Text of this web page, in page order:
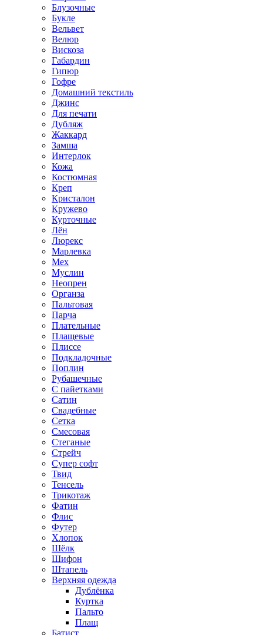
Блузочные
Букле
Вельвет
Велюр
Вискоза
Габардин
Гипюр
Гофре
Домашний текстиль
Джинс
Для печати
Дубляж
Жаккард
Замша
Интерлок
Кожа
Костюмная
Креп
Кристалон
Кружево
Курточные
Лён
Люрекс
Марлевка
Мех
Муслин
Неопрен
Органза
Пальтовая
Парча
Плательные
Плащевые
Плиссе
Подкладочные
Поплин
Рубашечные
С пайетками
Сатин
Свадебные
Сетка
Смесовая
Стеганые
Стрейч
Супер софт
Твид
Тенсель
Трикотаж
Фатин
Флис
Футер
Хлопок
Шёлк
Шифон
Штапель
Верхняя одежда
Дублёнка
Куртка
Пальто
Плащ
Батист